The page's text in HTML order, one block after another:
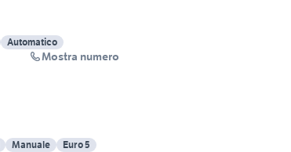
Automatico
Mostra numero
Manuale Euro 5